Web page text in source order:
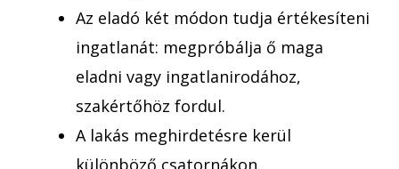
Az eladó két módon tudja értékesíteni
ingatlanát: megpróbálja ő maga
eladni vagy ingatlanirodához,
szakértőhöz fordul.
A lakás meghirdetésre kerül
különböző csatornákon.